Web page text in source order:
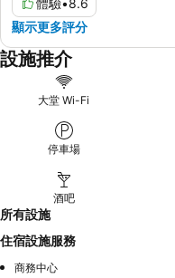
顯示更多評分
設施推介
大堂 Wi-Fi
停車場
酒吧
所有設施
住宿設施服務
商務中心